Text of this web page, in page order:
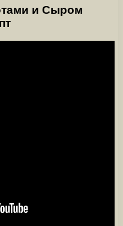
и Сыром